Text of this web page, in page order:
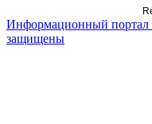
Информационный портал
защищены